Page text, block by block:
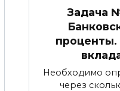
Задача
проценты.
Необходимо
через